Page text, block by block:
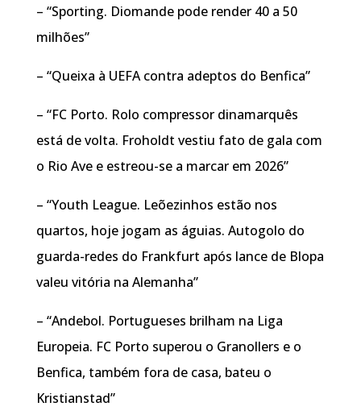
– “Sporting. Diomande pode render 40 a 50
milhões”
– “Queixa à UEFA contra adeptos do Benfica”
– “FC Porto. Rolo compressor dinamarquês
está de volta. Froholdt vestiu fato de gala com
o Rio Ave e estreou-se a marcar em 2026”
– “Youth League. Leõezinhos estão nos
quartos, hoje jogam as águias. Autogolo do
guarda-redes do Frankfurt após lance de Blopa
valeu vitória na Alemanha”
– “Andebol. Portugueses brilham na Liga
Europeia. FC Porto superou o Granollers e o
Benfica, também fora de casa, bateu o
Kristianstad”